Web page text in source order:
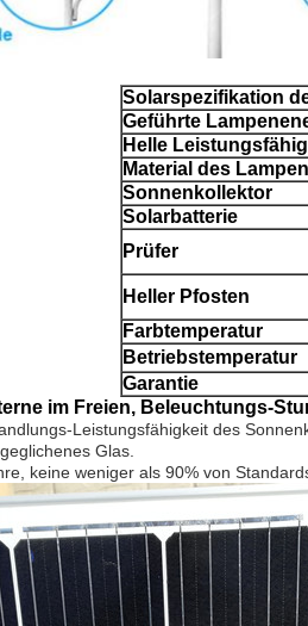
Solarspezifikation
Geführte
Helle
Material des
Sonnenkollektor
Solarbatterie
Prüfer
Heller Pfosten
Farbtemperatur
Betriebstemperatur
Garantie
im Freien, Beleuchtungs-
Leistungsfähigkeit des
Glas.
keine weniger als 90% von